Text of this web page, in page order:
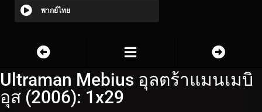
พากย์ไทย
Ultraman Mebius อุลตร้าแมนเมบิ
อุส (2006): 1x29